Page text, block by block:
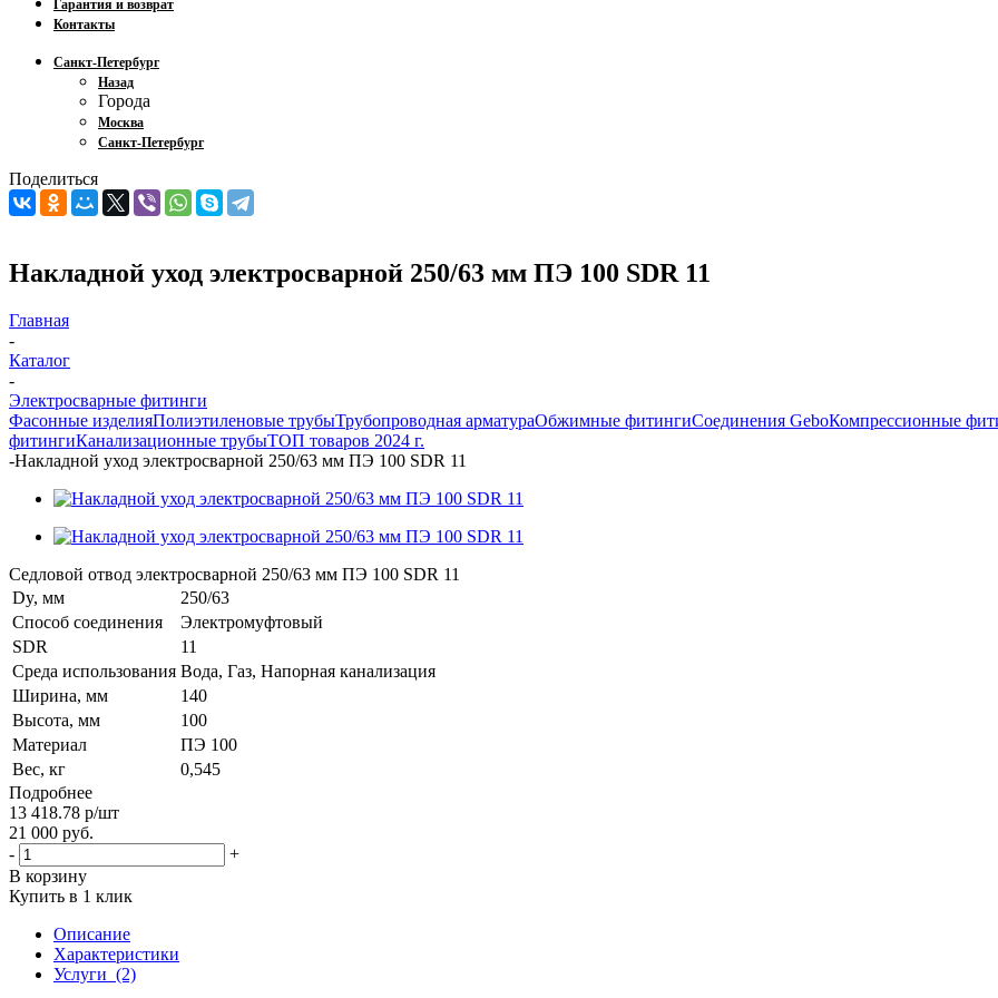
Гарантия и возврат
Контакты
Санкт-Петербург
Назад
Города
Москва
Санкт-Петербург
Поделиться
Накладной уход электросварной 250/63 мм ПЭ 100 SDR 11
Главная
-
Каталог
-
Электросварные фитинги
Фасонные изделияПолиэтиленовые трубыТрубопроводная арматураОбжимные фитингиСоединения GeboКомпрессионные
фитингиКанализационные трубыТОП товаров 2024 г.
-Накладной уход электросварной 250/63 мм ПЭ 100 SDR 11
Седловой отвод электросварной 250/63 мм ПЭ 100 SDR 11
Dy, мм
250/63
Способ соединения
Электромуфтовый
SDR
11
Среда использования Вода, Газ, Напорная канализация
Ширина, мм
140
Высота, мм
100
Материал
ПЭ 100
Вес, кг
0,545
Подробнее
13 418.78 р/шт
21 000 руб.
-
+
В корзину
Купить в 1 клик
Описание
Характеристики
Услуги (2)